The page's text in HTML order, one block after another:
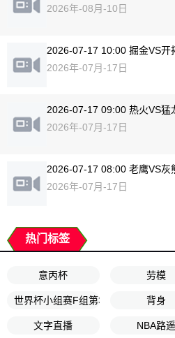
2026年-08月-10日
2026-07-17 10:00 掘金VS开
2026年-07月-17日
2026-07-17 09:00 热火VS猛
2026年-07月-17日
2026-07-17 08:00 老鹰VS灰
2026年-07月-17日
热门标签
意丙杯 劳模
世界杯小组赛F组第3轮 背身
文字直播 NBA路遥